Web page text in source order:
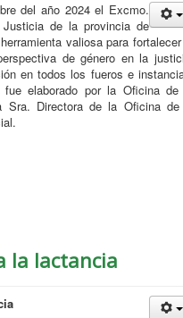
del año 2024 el Excmo.
Justicia de la provincia de
valiosa para
de género en la
en todos los fueros e
fue elaborado por la Oficina
Sra. Directora de la Oficina
la lactancia